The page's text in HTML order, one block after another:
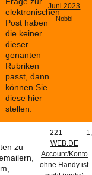
elektronischen
Post haben
die keiner
dieser
genanten
Rubriken
passt, dann
können Sie
diese hier
stellen.
Juni 2023
Nobbi
zu
221
WEB.DE
Account/Konto
ohne Handy ist